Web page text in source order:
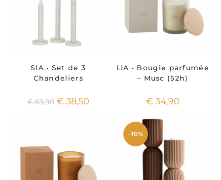
SIA • Set de 3
Chandeliers
€69,90 €38,50
LIA • Bougie parfumée
– Musc (52h)
€34,90
-10%